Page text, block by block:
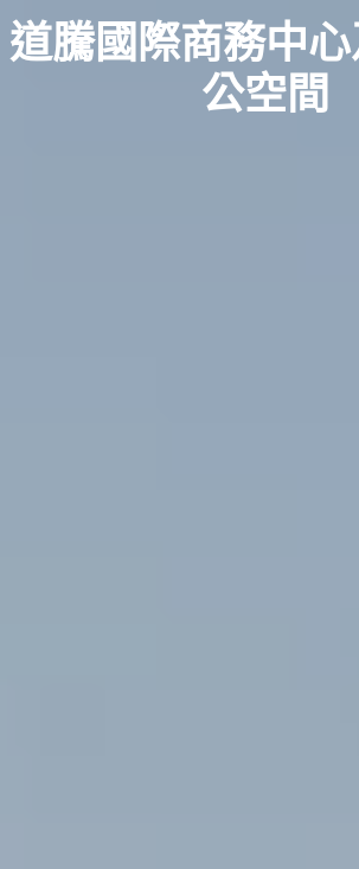
道騰國際商務中
公空間